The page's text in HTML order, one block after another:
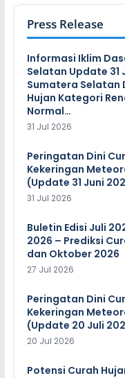
Press Release
Informasi Iklim
Selatan Update 31
Sumatera Selatan
Hujan Kategori
Normal…
31 Jul 2026
Peringatan Dini
Kekeringan
(Update 31 Juni
31 Jul 2026
Buletin Edisi Juli
2026 – Prediksi
dan Oktober 2026
27 Jul 2026
Peringatan Dini
Kekeringan
(Update 20 Juli
20 Jul 2026
Potensi Curah